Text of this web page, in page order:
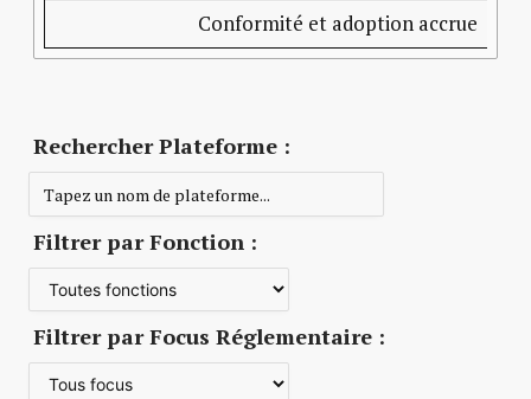
Conformité et adoption accrue
Rechercher Plateforme :
Filtrer par Fonction :
Filtrer par Focus Réglementaire :